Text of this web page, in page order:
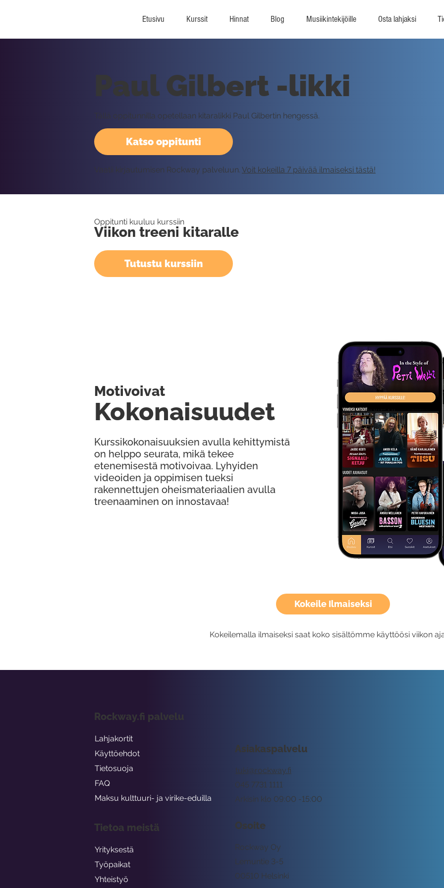
Etusivu Kurssit Hinnat Blog Musiikintekijöille Osta lahjaksi
Kokeile Ilmaiseksi
Kokeilemalla ilmaiseksi saat koko sisältömme käyttöösi viikon
Katso oppitunti
Paul Gilbert -likki
Tällä oppitunnilla opetellaan kitaralikki Paul Gilbertin hengessä.
Vaatii kirjautumisen Rockway palveluun. Voit kokeilla 7 päivää ilmaiseksi tästä!
Oppitunti kuuluu kurssiin
Viikon treeni kitaralle
Tutustu kurssiin
Kurssikokonaisuuksien avulla kehittymistä
on helppo seurata, mikä tekee
etenemisestä motivoivaa. Lyhyiden
videoiden ja oppimisen tueksi
rakennettujen oheismateriaalien avulla
treenaaminen on innostavaa!
Kokonaisuudet
Motivoivat
Asiakaspalvelu
tuki@rockway.fi
Arkisin klo 09:00 -15:00
045 7731 1111
Osoite
Rockway Oy
Lemuntie 3-5
00510 Helsinki
Rockway.fi palvelu
Lahjakortit
Käyttöehdot
Tietosuoja
FAQ
Maksu kulttuuri- ja virike-eduilla
Tietoa meistä
Yrityksestä
Työpaikat
Yhteistyö